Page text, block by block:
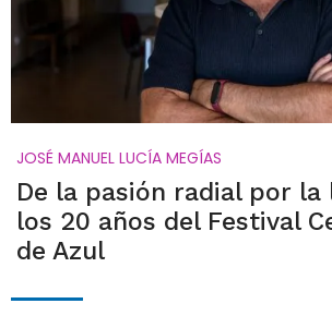
JOSÉ MANUEL LUCÍA MEGÍAS
De la pasión radial por la
los 20 años del Festival
de Azul